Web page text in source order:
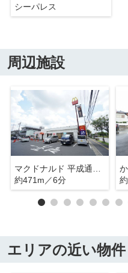
シーパレス
周辺施設
約471m／6分
エリアの近い物件